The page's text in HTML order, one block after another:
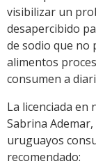
visibilizar un
desapercibido
de sodio que no
alimentos
consumen a
La licenciada en
Sabrina Ademar,
uruguayos
recomendado: